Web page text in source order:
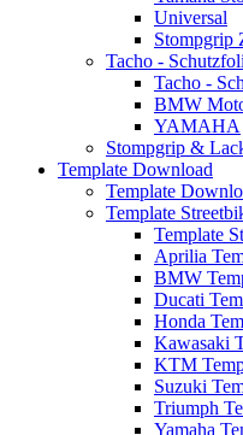
Universal
Stompgrip
Tacho -
Tacho -
BMW
YAMAHA
Stompgrip &
Template Download
Template
Template
Template
Aprilia
BMW
Ducati
Honda
Kawasaki
KTM
Suzuki
Triumph
Yamaha